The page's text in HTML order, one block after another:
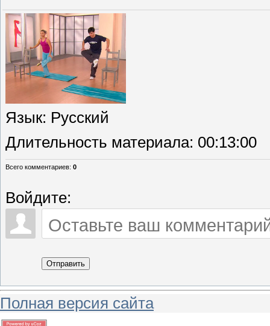
Язык: Русский
Длительность материала: 00:13:00
Всего комментариев: 0
Войдите:
Отправить
Полная версия сайта